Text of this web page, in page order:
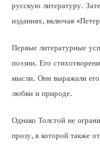
русскую литературу.
изданиях, включая
Первые литературные
поэзии. Его
мысли. Они выражали
любви и природе.
Однако Толстой не
прозу, в которой также